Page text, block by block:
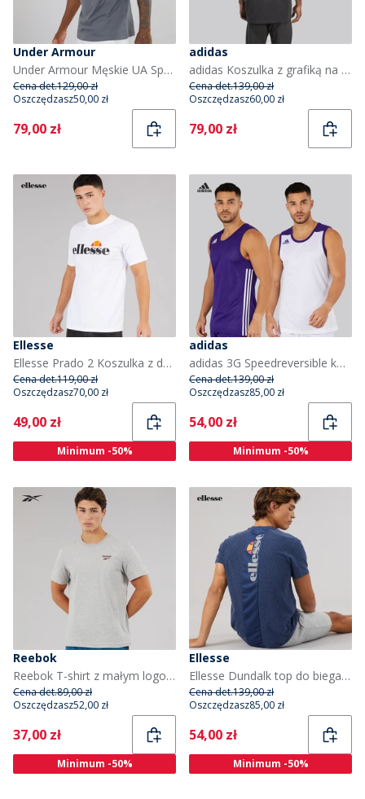
Under Armour
Under Armour Męskie UA Sportstyle T-shirty Szary
Cena det.129,00 zł
Oszczędzasz50,00 zł
Current
79,00 zł
adidas
adidas Koszulka z grafiką na plecach Memories Of Sport Gallery dla niego kolor Czarny
Cena det.139,00 zł
Oszczędzasz60,00 zł
Current
79,00 zł
Ellesse
Ellesse Prado 2 Koszulka z dużym z logo dla niego kolor Biały
Cena det.119,00 zł
Oszczędzasz70,00 zł
Current
49,00 zł
Minimum -50%
adidas
adidas 3G Speedreversible koszulka do koszykówki dla niego kolor Collegiate Purple/Biały
Cena det.139,00 zł
Oszczędzasz85,00 zł
Current
54,00 zł
Minimum -50%
Reebok
Reebok T-shirt z małym logo dla niego kolor Medium Grey Heather/Vector Red
Cena det.89,00 zł
Oszczędzasz52,00 zł
Current
37,00 zł
Minimum -50%
Ellesse
Ellesse Dundalk top do biegania dla niego kolor Navy Marl
Cena det.139,00 zł
Oszczędzasz85,00 zł
Current
54,00 zł
Minimum -50%